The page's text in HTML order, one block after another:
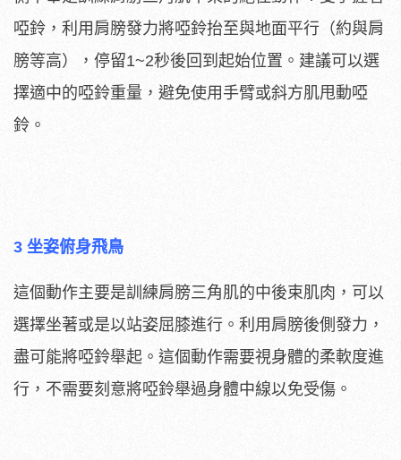
啞鈴，利用肩膀發力將啞鈴抬至與地面平行（約與肩
膀等高），停留1~2秒後回到起始位置。建議可以選
擇適中的啞鈴重量，避免使用手臂或斜方肌甩動啞
鈴。
3 坐姿俯身飛鳥
這個動作主要是訓練肩膀三角肌的中後束肌肉，可以
選擇坐著或是以站姿屈膝進行。利用肩膀後側發力，
盡可能將啞鈴舉起。這個動作需要視身體的柔軟度進
行，不需要刻意將啞鈴舉過身體中線以免受傷。